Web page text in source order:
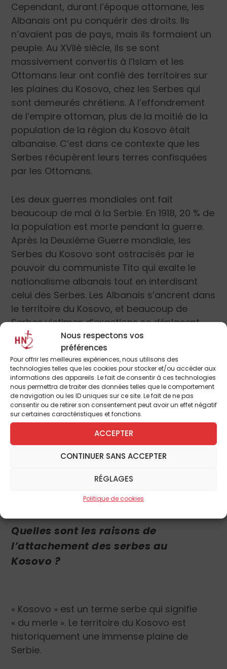
Nous respectons vos
préférences
Pour offrir les meilleures expériences, nous utilisons des
technologies telles que les cookies pour stocker et/ou accéder aux
informations des appareils. Le fait de consentir à ces technologies
nous permettra de traiter des données telles que le comportement
de navigation ou les ID uniques sur ce site. Le fait de ne pas
consentir ou de retirer son consentement peut avoir un effet négatif
sur certaines caractéristiques et fonctions.
ACCEPTER
CONTINUER SANS ACCEPTER
RÉGLAGES
Politique de cookies
Cependant, durant l’époque ottomane, les
Albanais ont pu conquérir des droits. Ils
n’avaient pas de pays, mais ils formaient un
peuple. Au XVIIè siècle, ils se sont
massivement convertis à l’Islam et les
Ottomans leur ont confié des territoires sur
les plaines du Kosovo, chez les Serbes qui
sont demeurés chrétiens. A l’effondrement
de l’empire ottoman, plus de la moitié de la
population de la région du Kosovo était
albanaise. C’est dans ce contexte que les
Serbes récupèrent leurs terres confisquées
par les Ottomans.
Les deux guerres mondiales ont fait
beaucoup de mal à la Serbie. En 1918, 20 % de
la population est morte pendant la guerre.
Après la Deuxième Guerre mondiale, les
Serbes du Kosovo sont ostracisés par le
pouvoir du communiste Tito qui exalte le
nationalisme albanais tout en interdisant
celui des Serbes. Les Albanais s’ancrent dans
le territoire du Kosovo, et beaucoup de
Serbes victimes d’exactions se déplacent
plus au nord en Serbie centrale.
A la chute de la Yougoslavie, celle-ci se
divise en plusieurs petits états. La Serbie veut
garder le Kosovo mais un mouvement
terroriste albanais, l’UCK, soutenu par les
atlantistes (comme l’ont démontré Pierre
Péan et le colonel français Jacques Hogard)
mène une guerre civile sans pitié contre les
autorités serbes et les autres Albanais
accusés de collaboration avec les Serbes.
Quelles sont les raisons de
l’attachement des serbes au
Kosovo ?
« Kosovo » est un terme serbe qui signifie
« du merle ». Le territoire du Kosovo est
historiquement une immense plaine de
Serbie.